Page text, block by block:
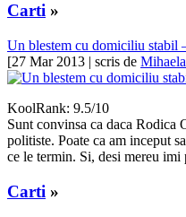
Carti »
Un blestem cu domiciliu stabil
[27 Mar 2013 | scris de
KoolRank: 9.5/10
Sunt convinsa ca daca Rodica
politiste. Poate ca am inceput
ce le termin. Si, desi mereu
Carti »